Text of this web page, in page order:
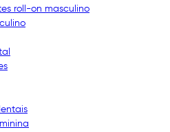
roll-on masculino